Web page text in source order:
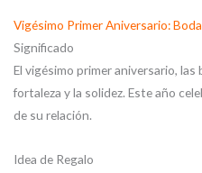
Vigésimo Primer Aniversario:
Significado
El vigésimo primer aniversario, las
fortaleza y la solidez. Este año
de su relación.
Idea de Regalo